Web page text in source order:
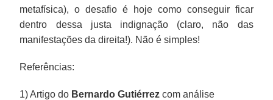
metafísica), o desafio é hoje como conseguir ficar
dentro dessa justa indignação (claro, não das
manifestações da direita!). Não é simples!
Referências:
1) Artigo do Bernardo Gutiérrez com análise